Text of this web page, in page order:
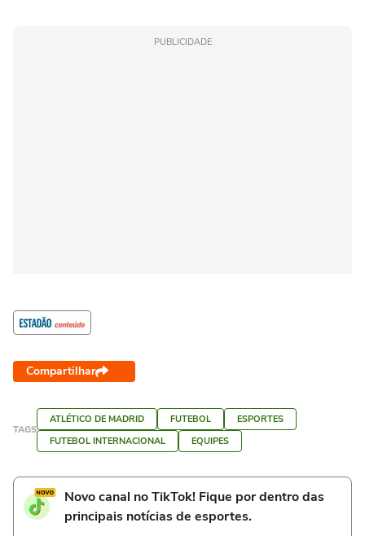
PUBLICIDADE
Compartilhar
TAGS
ATLÉTICO DE MADRID FUTEBOL
ESPORTES
FUTEBOL INTERNACIONAL
EQUIPES
Novo canal no TikTok! Fique por dentro das
principais notícias de esportes.